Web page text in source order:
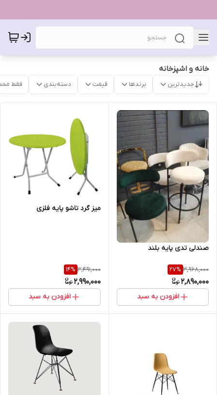
خانه و اشپزخانه
جدیدترین برندها قیمت دسته‌بندی فقط
صندلی تدی پایه بلند
3,968,000
27%
2,890,000
افزودن به سبد
میز گرد تاشو پایه فلزی
3,491,000
14%
2,990,000
افزودن به سبد